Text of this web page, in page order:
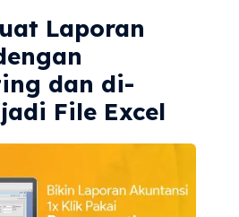
Laporan
dan di-
File Excel